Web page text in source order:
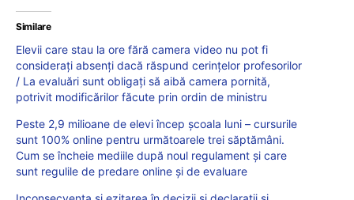
Similare
Elevii care stau la ore fără camera video nu pot fi
considerați absenți dacă răspund cerințelor profesorilor
/ La evaluări sunt obligați să aibă camera pornită,
potrivit modificărilor făcute prin ordin de ministru
Peste 2,9 milioane de elevi încep școala luni – cursurile
sunt 100% online pentru următoarele trei săptămâni.
Cum se încheie mediile după noul regulament și care
sunt regulile de predare online și de evaluare